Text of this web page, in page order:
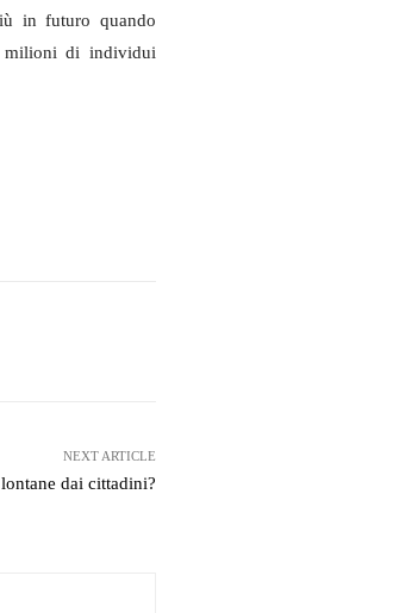
in futuro quando
milioni di individui
NEXT ARTICLE
dai cittadini?